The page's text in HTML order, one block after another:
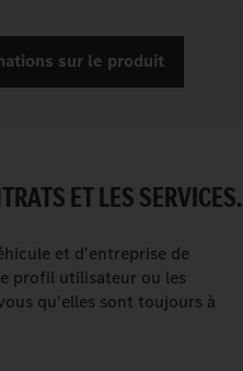
sur le produit
ET LES SERVICES.
et d'entreprise de
profil utilisateur ou les
qu'elles sont toujours à